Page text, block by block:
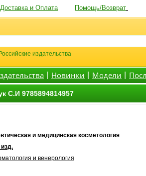
Доставка и Оплата Помощь/Возврат
Российские издательства
Новинки Модели
С.И 9785894814957
и медицинская косметология
и венерология